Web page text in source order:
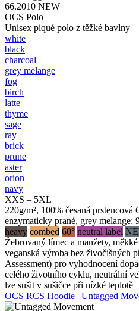
66.2010 NEW
OCS Polo
Unisex piqué polo z těžké bavlny
white
black
charcoal
grey melange
fog
birch
latte
thyme
sage
ray
brick
prune
aster
orion
navy
XXS – 5XL
220g/m², 100% česaná
enzymaticky prané, grey melange:
heavy combed 60° neutral label
Žebrovaný límec a manžety,
veganská výroba bez živočišných
Assessment) pro vyhodnocení
celého životního cyklu, neutrální
lze sušit v sušičce při nízké teplotě
OCS RCS Hoodie | Untagged